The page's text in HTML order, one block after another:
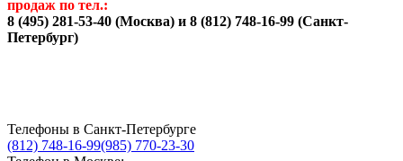
продаж по тел.:
8 (495) 281-53-40 (Москва) и 8 (812) 748-16-99 (Санкт-
Петербург)
Телефоны в Санкт-Петербурге
(812) 748-16-99(985) 770-23-30